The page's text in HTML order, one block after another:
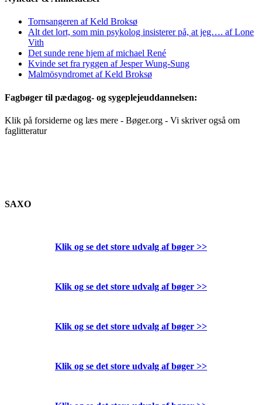
Tornsangeren af Keld Broksø
Alt det lort, som min psykolog insisterer på, at jeg…. af Lone
Vith
Det sunde rene hjem af michael René
Kvinde set fra ryggen af Jesper Wung-Sung
Malmösyndromet af Keld Broksø
Fagbøger til pædagog- og sygeplejeuddannelsen:
Klik på forsiderne og læs mere - Bøger.org - Vi skriver også om
faglitteratur
SAXO
Klik og se det store udvalg af bøger >>
Klik og se det store udvalg af bøger >>
Klik og se det store udvalg af bøger >>
Klik og se det store udvalg af bøger >>